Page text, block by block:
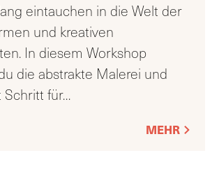
eintauchen in die Welt der
und kreativen
In diesem Workshop
die abstrakte Malerei und
Schritt für…
MEHR